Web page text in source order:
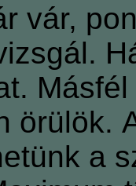
vár,
örülök.
a